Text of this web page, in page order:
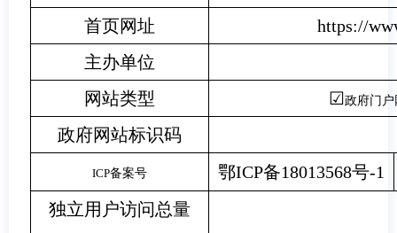
首页网址
https://
主办单位
网站类型
☑政府门
政府网站标识码
ICP备案号 鄂ICP备18013568号-1
独立用户访问总量